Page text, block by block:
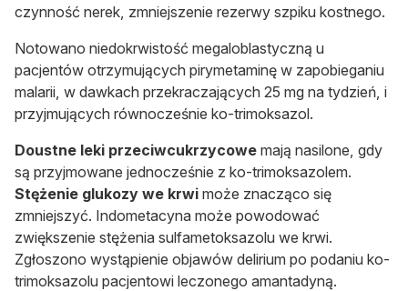
czynność nerek, zmniejszenie rezerwy szpiku kostnego.
Notowano niedokrwistość megaloblastyczną u
pacjentów otrzymujących pirymetaminę w zapobieganiu
malarii, w dawkach przekraczających 25 mg na tydzień, i
przyjmujących równocześnie ko-trimoksazol.
Doustne leki przeciwcukrzycowe mają nasilone, gdy
są przyjmowane jednocześnie z ko-trimoksazolem.
Stężenie glukozy we krwi może znacząco się
zmniejszyć. Indometacyna może powodować
zwiększenie stężenia sulfametoksazolu we krwi.
Zgłoszono wystąpienie objawów delirium po podaniu ko-
trimoksazolu pacjentowi leczonego amantadyną.